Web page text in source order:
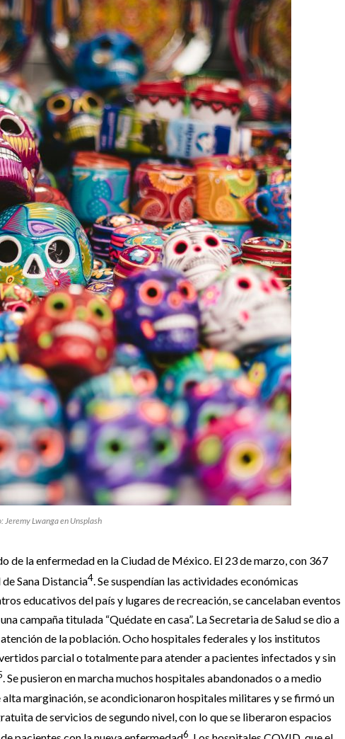
Jeremy Lwanga en Unsplash
la enfermedad en la Ciudad de México. El 23 de marzo, con 367
Sana Distancia4. Se suspendían las actividades económicas
educativos del país y lugares de recreación, se cancelaban eventos
campaña titulada “Quédate en casa”. La Secretaria de Salud se dio a
de la población. Ocho hospitales federales y los institutos
parcial o totalmente para atender a pacientes infectados y sin
. Se pusieron en marcha muchos hospitales abandonados o a medio
marginación, se acondicionaron hospitales militares y se firmó un
de servicios de segundo nivel, con lo que se liberaron espacios
6